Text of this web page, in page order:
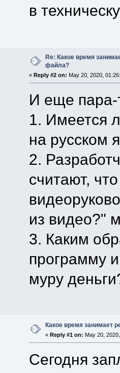
в
Re: Какое время
файла?
« Reply #2 on: May 20, 2020,
И еще пара-
1. Имеется
на русском
2.
считают,
из видео?"
3. Каким
программу
муру
Какое время занимает
« Reply #1 on: May 20,
Сегодня